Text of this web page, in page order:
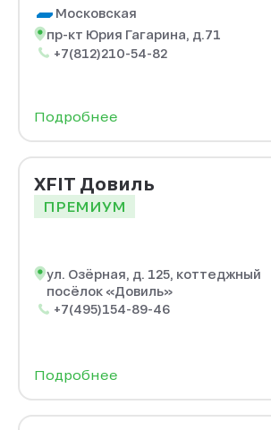
Московская
пр-кт Юрия Гагарина, д.71
+7(812)210-54-82
Подробнее
XFIT Довиль
ПРЕМИУМ
ул. Озёрная, д. 125, коттеджный
посёлок «Довиль»
+7(495)154-89-46
Подробнее